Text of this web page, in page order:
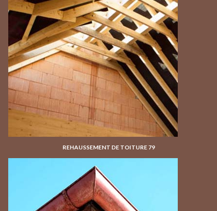
REHAUSSEMENT DE TOITURE 79